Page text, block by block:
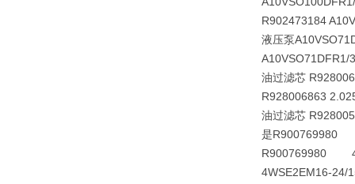
R902473184
液压泵
A10VSO71DFR1/
油过滤芯
R928006863
油过滤芯
是R900769980
R900769980
4WSE2EM16-24/